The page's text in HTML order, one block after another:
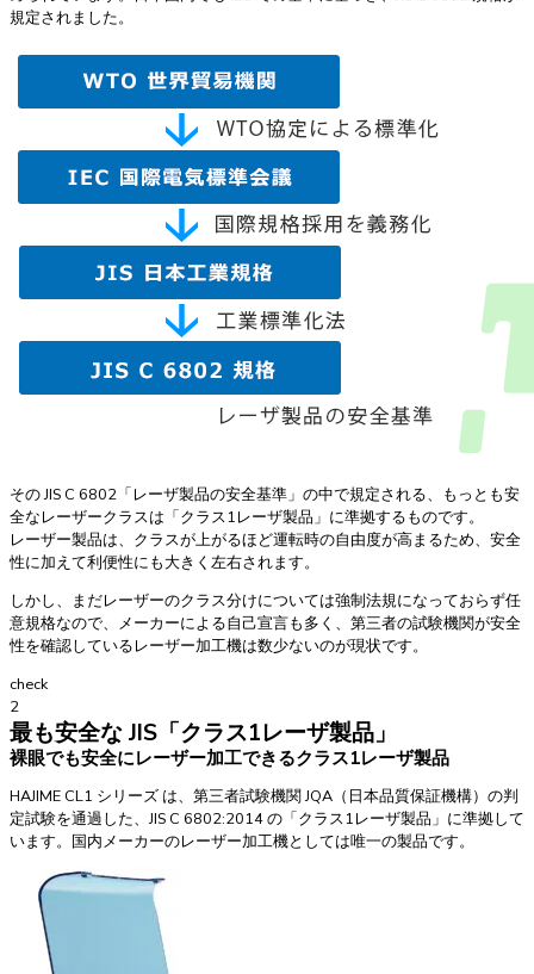
規定されました。
その JIS C 6802「レーザ製品の安全基準」の中で規定される、もっとも安
全なレーザークラスは「クラス1レーザ製品」に準拠するものです。
レーザー製品は、クラスが上がるほど運転時の自由度が高まるため、安全
性に加えて利便性にも大きく左右されます。
しかし、まだレーザーのクラス分けについては強制法規になっておらず任
意規格なので、メーカーによる自己宣言も多く、第三者の試験機関が安全
性を確認しているレーザー加工機は数少ないのが現状です。
check
2
最も安全な JIS「クラス1レーザ製品」
裸眼でも安全にレーザー加工できるクラス1レーザ製品
HAJIME CL1 シリーズ は、第三者試験機関 JQA（日本品質保証機構）の判
定試験を通過した、JIS C 6802:2014 の「クラス1レーザ製品」に準拠して
います。国内メーカーのレーザー加工機としては唯一の製品です。